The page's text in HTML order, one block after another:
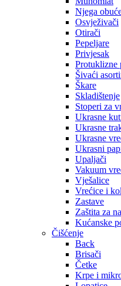
Njega
Osvježivači
Otirači
Pepeljare
Privjesak
Protuklizne
Šivaći
Škare
Skladištenje
Stoperi za
Ukrasne
Ukrasne
Ukrasne
Ukrasni
Upaljači
Vakuum
Vješalice
Vrećice i
Zastave
Zaštita za
Kućanske
Čišćenje
Back
Brisači
Četke
Krpe i